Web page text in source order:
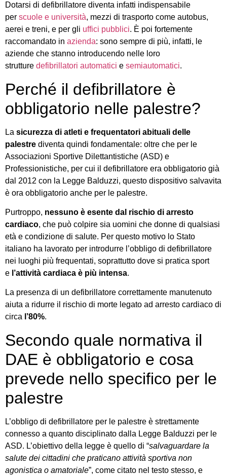
Dotarsi di defibrillatore diventa infatti indispensabile
per scuole e università, mezzi di trasporto come autobus,
aerei e treni, e per gli uffici pubblici. È poi fortemente
raccomandato in azienda: sono sempre di più, infatti, le
aziende che stanno introducendo nelle loro
strutture defibrillatori automatici e semiautomatici.
Perché il defibrillatore è
obbligatorio nelle palestre?
La sicurezza di atleti e frequentatori abituali delle
palestre diventa quindi fondamentale: oltre che per le
Associazioni Sportive Dilettantistiche (ASD) e
Professionistiche, per cui il defibrillatore era obbligatorio già
dal 2012 con la Legge Balduzzi, questo dispositivo salvavita
è ora obbligatorio anche per le palestre.
Purtroppo, nessuno è esente dal rischio di arresto
cardiaco, che può colpire sia uomini che donne di qualsiasi
età e condizione di salute. Per questo motivo lo Stato
italiano ha lavorato per introdurre l’obbligo di defibrillatore
nei luoghi più frequentati, soprattutto dove si pratica sport
e l’attività cardiaca è più intensa.
La presenza di un defibrillatore correttamente manutenuto
aiuta a ridurre il rischio di morte legato ad arresto cardiaco di
circa l’80%.
Secondo quale normativa il
DAE è obbligatorio e cosa
prevede nello specifico per le
palestre
L’obbligo di defibrillatore per le palestre è strettamente
connesso a quanto disciplinato dalla Legge Balduzzi per le
ASD. L’obiettivo della legge è quello di “salvaguardare la
salute dei cittadini che praticano attività sportiva non
agonistica o amatoriale”, come citato nel testo stesso, e